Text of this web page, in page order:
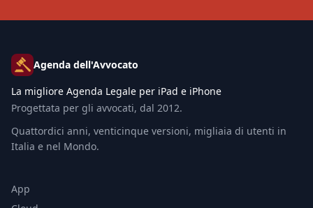
Agenda dell'Avvocato
La migliore Agenda Legale per iPad e iPhone
Progettata per gli avvocati, dal 2012.
Quattordici anni, venticinque versioni, migliaia di utenti in
Italia e nel Mondo.
App